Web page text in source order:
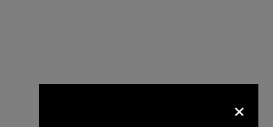
×